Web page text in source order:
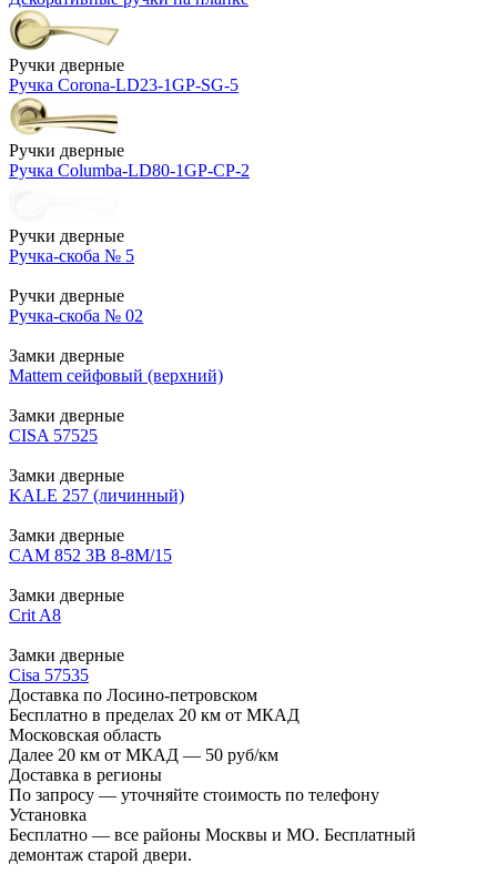
Ручки дверные
Ручка Corona-LD23-1GP-SG-5
Ручки дверные
Ручка Columba-LD80-1GP-CP-2
Ручки дверные
Ручка-скоба № 5
Ручки дверные
Ручка-скоба № 02
Замки дверные
Mattem сейфовый (верхний)
Замки дверные
CISA 57525
Замки дверные
KALE 257 (личинный)
Замки дверные
CAM 852 3В 8-8М/15
Замки дверные
Crit A8
Замки дверные
Cisa 57535
Доставка по Лосино-петровском
Бесплатно в пределах 20 км от МКАД
Московская область
Далее 20 км от МКАД — 50 руб/км
Доставка в регионы
По запросу — уточняйте стоимость по телефону
Установка
Бесплатно — все районы Москвы и МО. Бесплатный
демонтаж старой двери.